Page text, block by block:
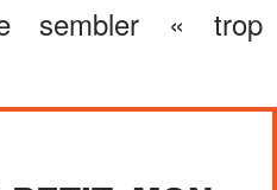
sembler « trop